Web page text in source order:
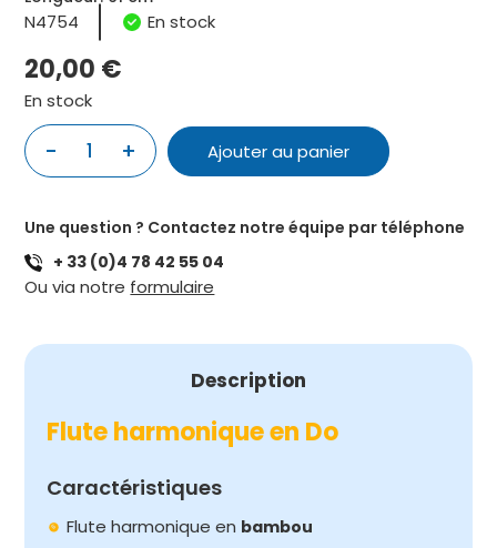
N4754 En stock
20,00 €
En stock
-
EN
DO
+ Ajouter au panier
Une question ? Contactez notre équipe par téléphone
+ 33 (0)4 78 42 55 04
Ou via notre formulaire
Description
Flute harmonique en Do
Caractéristiques
Flute harmonique en bambou